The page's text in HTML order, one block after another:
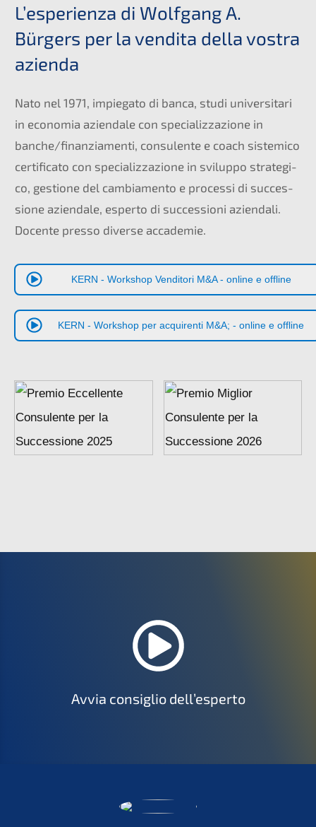
L’espe­ri­en­za di Wolfgang A.
Bürgers per la vendita della vostra
azienda
Nato nel 1971, impie­ga­to di banca, studi univer­si­ta­ri
in econo­mia aziend­a­le con specia­liz­za­zio­ne in
banche/finanziamenti, consu­len­te e coach siste­mi­co
certi­fi­ca­to con specia­liz­za­zio­ne in svilup­po strate­gi­
co, gestio­ne del cambia­men­to e proces­si di succes­
sio­ne aziend­a­le, esper­to di succes­sio­ni aziend­a­li.
Docen­te presso diver­se accademie.
KERN - Workshop Vendito­ri M&A - online e offline
KERN - Workshop per acqui­ren­ti M&A; - online e offline
Avvia consiglio dell’esperto